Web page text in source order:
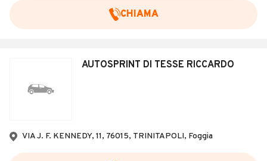
CHIAMA
AUTOSPRINT DI TESSE RICCARDO
VIA J. F. KENNEDY, 11, 76015, TRINITAPOLI, Foggia